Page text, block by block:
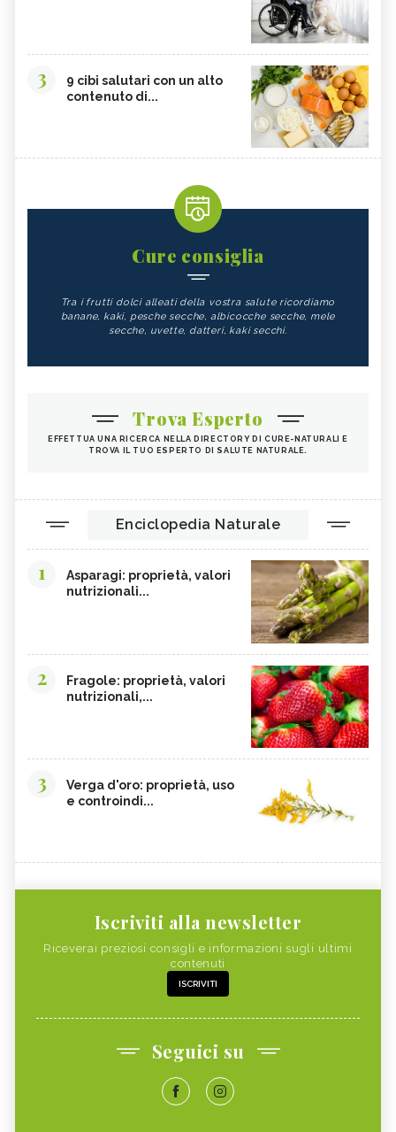
3
9 cibi salutari con un alto
contenuto di...
Cure consiglia
Tra i frutti dolci alleati della vostra salute ricordiamo
banane, kaki, pesche secche, albicocche secche, mele
secche, uvette, datteri, kaki secchi.
Trova Esperto
EFFETTUA UNA RICERCA NELLA DIRECTORY DI CURE-NATURALI E
TROVA IL TUO ESPERTO DI SALUTE NATURALE.
Enciclopedia Naturale
1
Asparagi: proprietà, valori
nutrizionali...
2
Fragole: proprietà, valori
nutrizionali,...
3
Verga d'oro: proprietà, uso
e controindi...
Iscriviti alla newsletter
Riceverai preziosi consigli e informazioni sugli ultimi
contenuti
ISCRIVITI
Seguici su